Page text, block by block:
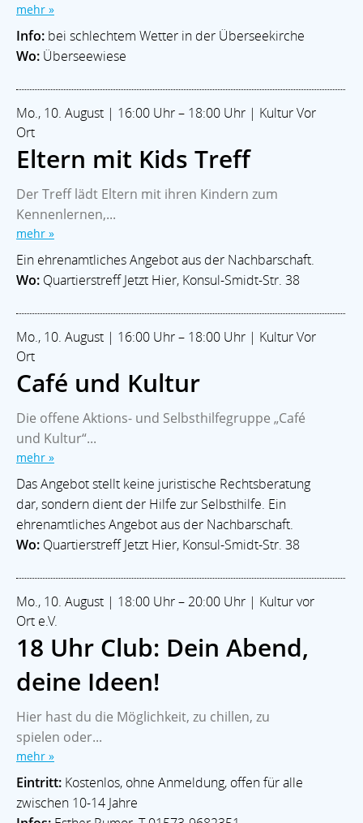
mehr »
Info: bei schlechtem Wetter in der Überseekirche
Wo: Überseewiese
Mo., 10. August | 16:00 Uhr – 18:00 Uhr | Kultur Vor
Ort
Eltern mit Kids Treff
Der Treff lädt Eltern mit ihren Kindern zum
Kennenlernen,...
mehr »
Ein ehrenamtliches Angebot aus der Nachbarschaft.
Wo: Quartierstreff Jetzt Hier, Konsul-Smidt-Str. 38
Mo., 10. August | 16:00 Uhr – 18:00 Uhr | Kultur Vor
Ort
Café und Kultur
Die offene Aktions- und Selbsthilfegruppe „Café
und Kultur“...
mehr »
Das Angebot stellt keine juristische Rechtsberatung
dar, sondern dient der Hilfe zur Selbsthilfe. Ein
ehrenamtliches Angebot aus der Nachbarschaft.
Wo: Quartierstreff Jetzt Hier, Konsul-Smidt-Str. 38
Mo., 10. August | 18:00 Uhr – 20:00 Uhr | Kultur vor
Ort e.V.
18 Uhr Club: Dein Abend,
deine Ideen!
Hier hast du die Möglichkeit, zu chillen, zu
spielen oder...
mehr »
Eintritt: Kostenlos, ohne Anmeldung, offen für alle
zwischen 10-14 Jahre